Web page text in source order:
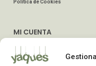
Política de Cookies
MI CUENTA
Dirección de Envío